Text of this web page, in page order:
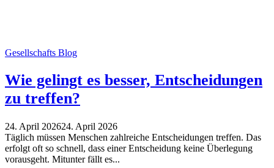
Gesellschafts Blog
Wie gelingt es besser, Entscheidungen
zu treffen?
24. April 202624. April 2026
Täglich müssen Menschen zahlreiche Entscheidungen treffen. Das
erfolgt oft so schnell, dass einer Entscheidung keine Überlegung
vorausgeht. Mitunter fällt es...